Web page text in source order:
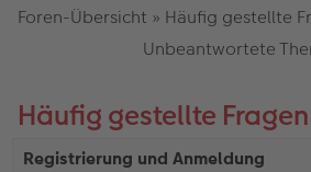
Foren-Übersicht » Häufig gestellte
Unbeantwortete
Häufig gestellte Fragen
Registrierung und Anmeldung